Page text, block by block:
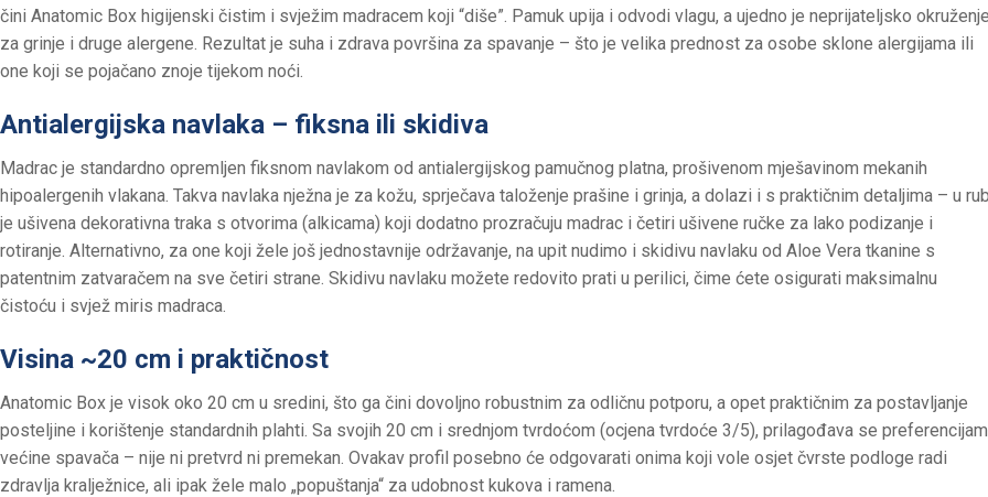
čini Anatomic Box higijenski čistim i svježim madracem koji “diše”. Pamuk upija i odvodi vlagu, a ujedno je neprijateljsko okruženje
za grinje i druge alergene. Rezultat je suha i zdrava površina za spavanje – što je velika prednost za osobe sklone alergijama ili
one koji se pojačano znoje tijekom noći.
Antialergijska navlaka – fiksna ili skidiva
Madrac je standardno opremljen fiksnom navlakom od antialergijskog pamučnog platna, prošivenom mješavinom mekanih
hipoalergenih vlakana. Takva navlaka nježna je za kožu, sprječava taloženje prašine i grinja, a dolazi i s praktičnim detaljima – u rub
je ušivena dekorativna traka s otvorima (alkicama) koji dodatno prozračuju madrac i četiri ušivene ručke za lako podizanje i
rotiranje. Alternativno, za one koji žele još jednostavnije održavanje, na upit nudimo i skidivu navlaku od Aloe Vera tkanine s
patentnim zatvaračem na sve četiri strane. Skidivu navlaku možete redovito prati u perilici, čime ćete osigurati maksimalnu
čistoću i svjež miris madraca.
Visina ~20 cm i praktičnost
Anatomic Box je visok oko 20 cm u sredini, što ga čini dovoljno robustnim za odličnu potporu, a opet praktičnim za postavljanje
posteljine i korištenje standardnih plahti. Sa svojih 20 cm i srednjom tvrdoćom (ocjena tvrdoće 3/5), prilagođava se
većine spavača – nije ni pretvrd ni premekan. Ovakav profil posebno će odgovarati onima koji vole osjet čvrste podloge radi
zdravlja kralježnice, ali ipak žele malo „popuštanja“ za udobnost kukova i ramena.